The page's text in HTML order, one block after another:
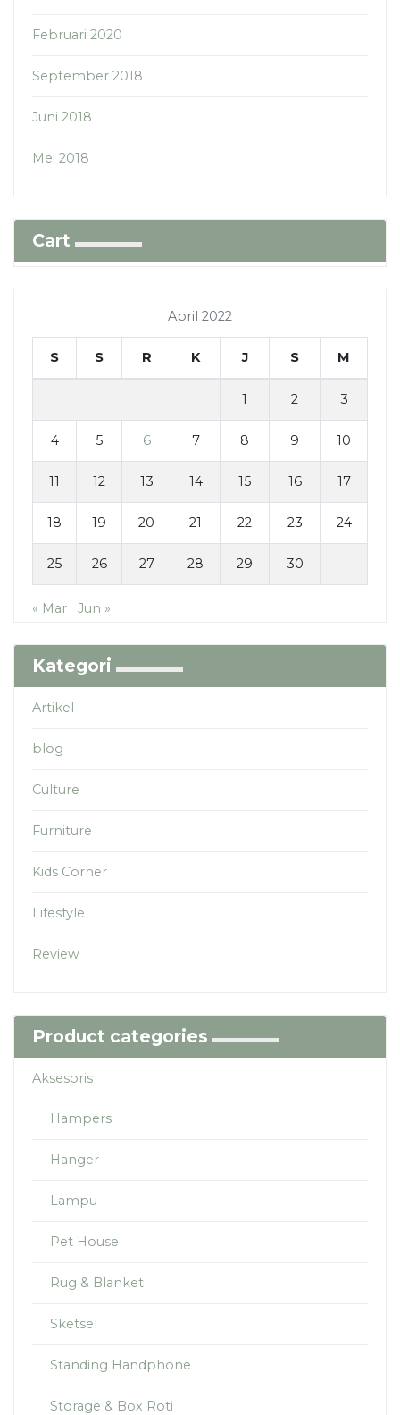
Februari 2020
September 2018
Juni 2018
Mei 2018
Cart
April 2022
S S R K J S M
1 2 3
4 5 6 7 8 9 10
11 12 13 14 15 16 17
18 19 20 21 22 23 24
25 26 27 28 29 30
« Mar Jun »
Kategori
Artikel
blog
Culture
Furniture
Kids Corner
Lifestyle
Review
Product categories
Aksesoris
Hampers
Hanger
Lampu
Pet House
Rug & Blanket
Sketsel
Standing Handphone
Storage & Box Roti